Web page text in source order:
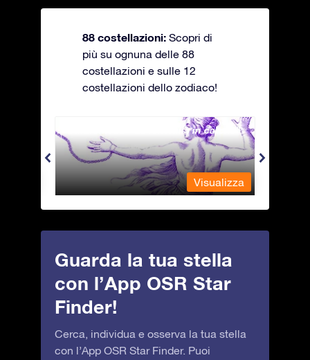
88 costellazioni: Scopri di
più su ognuna delle 88
costellazioni e sulle 12
costellazioni dello zodiaco!
Andromeda - La fanciulla in catene
Visualizza
Guarda la tua stella
con l’App OSR Star
Finder!
Cerca, individua e osserva la tua stella
con l’App OSR Star Finder. Puoi